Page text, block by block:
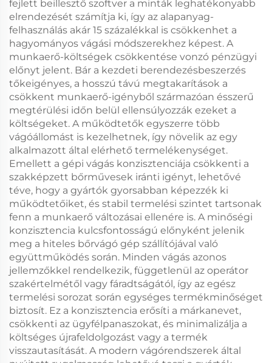
fejlett beillesztő szoftver a minták leghatékonyabb
elrendezését számítja ki, így az alapanyag-
felhasználás akár 15 százalékkal is csökkenhet a
hagyományos vágási módszerekhez képest. A
munkaerő-költségek csökkentése vonzó pénzügyi
előnyt jelent. Bár a kezdeti berendezésbeszerzés
tőkeigényes, a hosszú távú megtakarítások a
csökkent munkaerő-igényből származóan ésszerű
megtérülési időn belül ellensúlyozzák ezeket a
költségeket. A működtetők egyszerre több
vágóállomást is kezelhetnek, így növelik az egy
alkalmazott által elérhető termelékenységet.
Emellett a gépi vágás konzisztenciája csökkenti a
szakképzett bőrművesek iránti igényt, lehetővé
téve, hogy a gyártók gyorsabban képezzék ki
működtetőiket, és stabil termelési szintet tartsonak
fenn a munkaerő változásai ellenére is. A minőségi
konzisztencia kulcsfontosságú előnyként jelenik
meg a hiteles bőrvágó gép szállítójával való
együttműködés során. Minden vágás azonos
jellemzőkkel rendelkezik, függetlenül az operátor
szakértelmétől vagy fáradtságától, így az egész
termelési sorozat során egységes termékminőséget
biztosít. Ez a konzisztencia erősíti a márkanevet,
csökkenti az ügyfélpanaszokat, és minimalizálja a
költséges újrafeldolgozást vagy a termék
visszautasítását. A modern vágórendszerek által